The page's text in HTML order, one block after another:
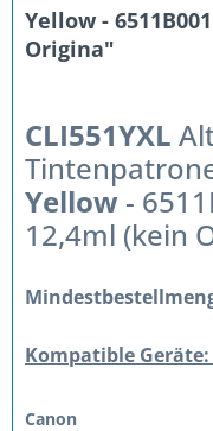
Yellow -
Origina"
CLI551YXL
Yellow -
12,4ml (kein
Kompatible Geräte:
Canon